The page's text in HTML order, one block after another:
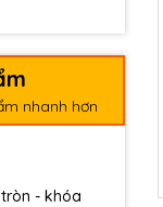
nhanh hơn
- khóa